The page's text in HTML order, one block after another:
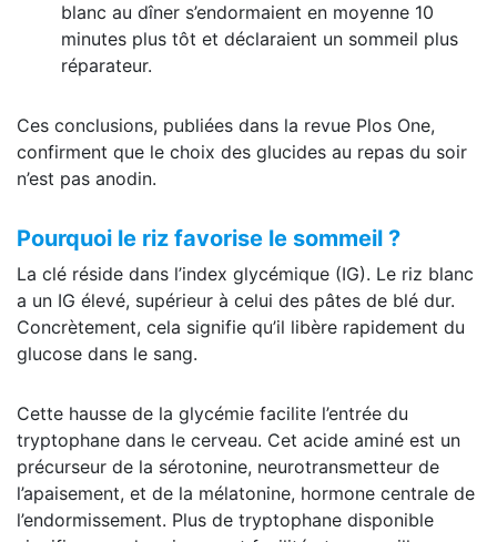
blanc au dîner s’endormaient en moyenne 10
minutes plus tôt et déclaraient un sommeil plus
réparateur.
Ces conclusions, publiées dans la revue Plos One,
confirment que le choix des glucides au repas du soir
n’est pas anodin.
Pourquoi le riz favorise le sommeil ?
La clé réside dans l’index glycémique (IG). Le riz blanc
a un IG élevé, supérieur à celui des pâtes de blé dur.
Concrètement, cela signifie qu’il libère rapidement du
glucose dans le sang.
Cette hausse de la glycémie facilite l’entrée du
tryptophane dans le cerveau. Cet acide aminé est un
précurseur de la sérotonine, neurotransmetteur de
l’apaisement, et de la mélatonine, hormone centrale de
l’endormissement. Plus de tryptophane disponible